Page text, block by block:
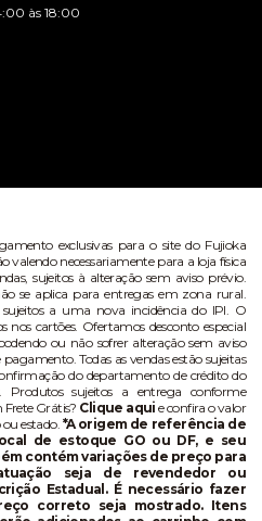
às 18:00
exclusivas para o site do Fujioka
valendo necessariamente para a loja física
sujeitos à alteração sem aviso prévio.
se aplica para entregas em zona rural.
a uma nova incidência do IPI. O
cartões. Ofertamos desconto especial
ou não sofrer alteração sem aviso
Todas as vendas estão sujeitas
do departamento de crédito do
Produtos sujeitos a entrega conforme
Frete Grátis? Clique aqui e confira o valor
estado. *A origem de referência de
de estoque GO ou DF, e seu
contém variações de preço para
seja de revendedor ou
Estadual. É necessário fazer
correto seja mostrado. Itens